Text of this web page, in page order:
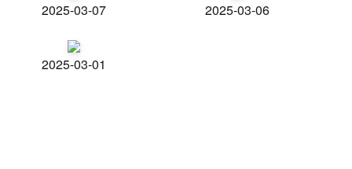
2025-03-07 2025-03-06
2025-03-01